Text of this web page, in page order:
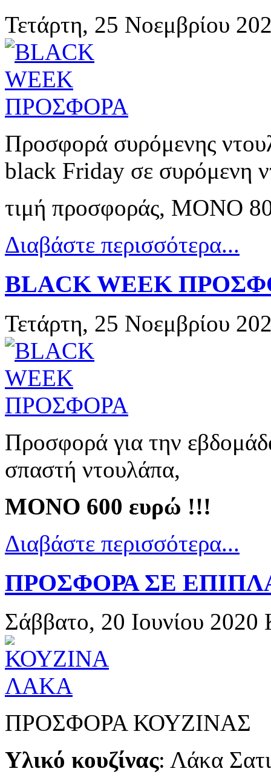
Τετάρτη, 25 Νοεμβρίου
Προσφορά συρόμενης
black Friday σε συρόμενη
τιμή προσφοράς, ΜΟΝΟ
Διαβάστε περισσότερα...
BLACK WEEK
Τετάρτη, 25 Νοεμβρίου
Προσφορά για την
σπαστή ντουλάπα,
ΜΟΝΟ 600 ευρώ !!!
Διαβάστε περισσότερα...
ΠΡΟΣΦΟΡΑ ΣΕ
Σάββατο, 20 Ιουνίου 2020
ΠΡΟΣΦΟΡΑ ΚΟΥΖΙΝΑΣ
Υλικό κουζίνας: Λάκα